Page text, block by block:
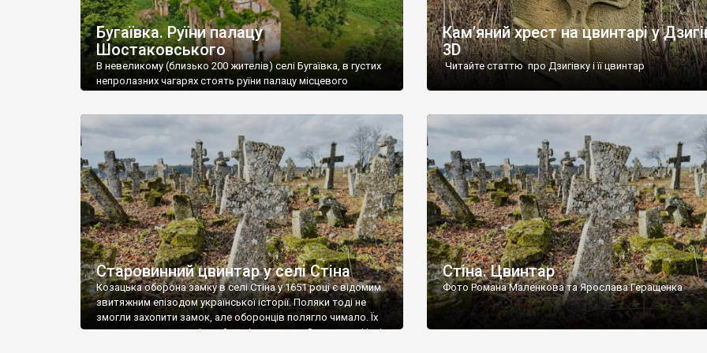
Бугаївка. Руїни палацу
Шостаковського
В невеликому (близько 200 жителів) селі Бугаївка, в густих
непролазних чагарях стоять руїни палацу місцевого
потім клуб, ще пізніше – гуртожиток. У 60-х роках минулого
століття тут розмістили туберкульозну лікарню. Коли із
палацу виїхала лікарня – ми точно не […]
Кам’яний хрест на цвинтарі у
3D
Читайте статтю про Дзигівку і її цвинтар
Старовинний цвинтар у селі Стіна
Козацька оборона замку в селі Стіна у 1651 році є відомим
звитяжним епізодом української історії. Поляки тоді не
змогли захопити замок, але оборонців полягло чимало. Їх
поховали на цвинтарі, який тоді називався Замковим. Нині
Стіна. Цвинтар
Фото Романа Маленкова та Ярослава Геращенка